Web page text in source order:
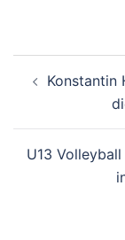
Konstantin
U13